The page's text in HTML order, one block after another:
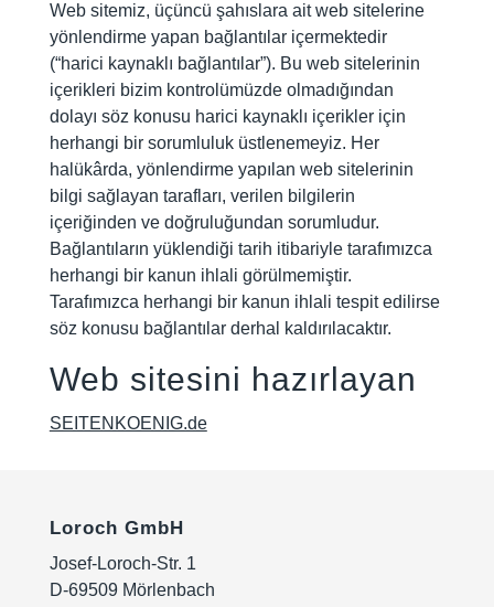
Web sitemiz, üçüncü şahıslara ait web sitelerine
yönlendirme yapan bağlantılar içermektedir
(“harici kaynaklı bağlantılar”). Bu web sitelerinin
içerikleri bizim kontrolümüzde olmadığından
dolayı söz konusu harici kaynaklı içerikler için
herhangi bir sorumluluk üstlenemeyiz. Her
halükârda, yönlendirme yapılan web sitelerinin
bilgi sağlayan tarafları, verilen bilgilerin
içeriğinden ve doğruluğundan sorumludur.
Bağlantıların yüklendiği tarih itibariyle tarafımızca
herhangi bir kanun ihlali görülmemiştir.
Tarafımızca herhangi bir kanun ihlali tespit edilirse
söz konusu bağlantılar derhal kaldırılacaktır.
Web sitesini hazırlayan
SEITENKOENIG.de
Loroch GmbH
Josef-Loroch-Str. 1
D-69509 Mörlenbach